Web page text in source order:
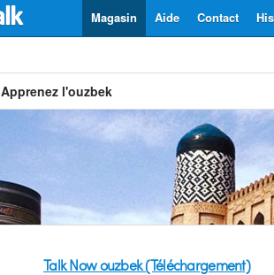
Contact
Aide
Magasin
Apprenez l'ouzbek
Talk Now ouzbek (Téléchargement)